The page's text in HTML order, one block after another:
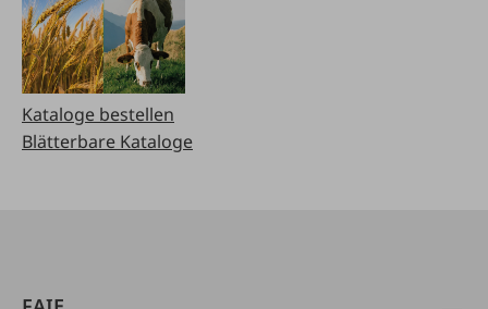
Kataloge bestellen
Blätterbare Kataloge